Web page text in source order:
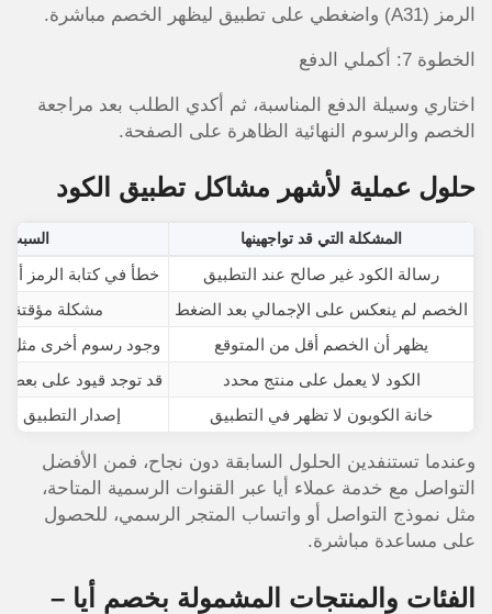
الرمز (A31) واضغطي على تطبيق ليظهر الخصم مباشرة.
الخطوة 7: أكملي الدفع
اختاري وسيلة الدفع المناسبة، ثم أكدي الطلب بعد مراجعة
الخصم والرسوم النهائية الظاهرة على الصفحة.
حلول عملية لأشهر مشاكل تطبيق الكود
المشكلة التي قد تواجهينها السبب
رسالة الكود غير صالح عند التطبيق
خطأ في كتابة الرمز
الخصم لم ينعكس على الإجمالي بعد الضغط
مشكلة مؤقتة
يظهر أن الخصم أقل من المتوقع
وجود رسوم أخرى مثل
الكود لا يعمل على منتج محدد
قد توجد قيود على بعض
خانة الكوبون لا تظهر في التطبيق
إصدار التطبيق
وعندما تستنفدين الحلول السابقة دون نجاح، فمن الأفضل
التواصل مع خدمة عملاء أيا عبر القنوات الرسمية المتاحة،
مثل نموذج التواصل أو واتساب المتجر الرسمي، للحصول
على مساعدة مباشرة.
الفئات والمنتجات المشمولة بخصم أيا –